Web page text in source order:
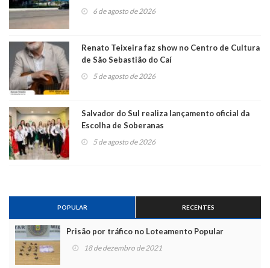
6 de agosto de 2026
Renato Teixeira faz show no Centro de Cultura
de São Sebastião do Caí
5 de agosto de 2026
Salvador do Sul realiza lançamento oficial da
Escolha de Soberanas
5 de agosto de 2026
POPULAR RECENTES
Prisão por tráfico no Loteamento Popular
18 de dezembro de 2021